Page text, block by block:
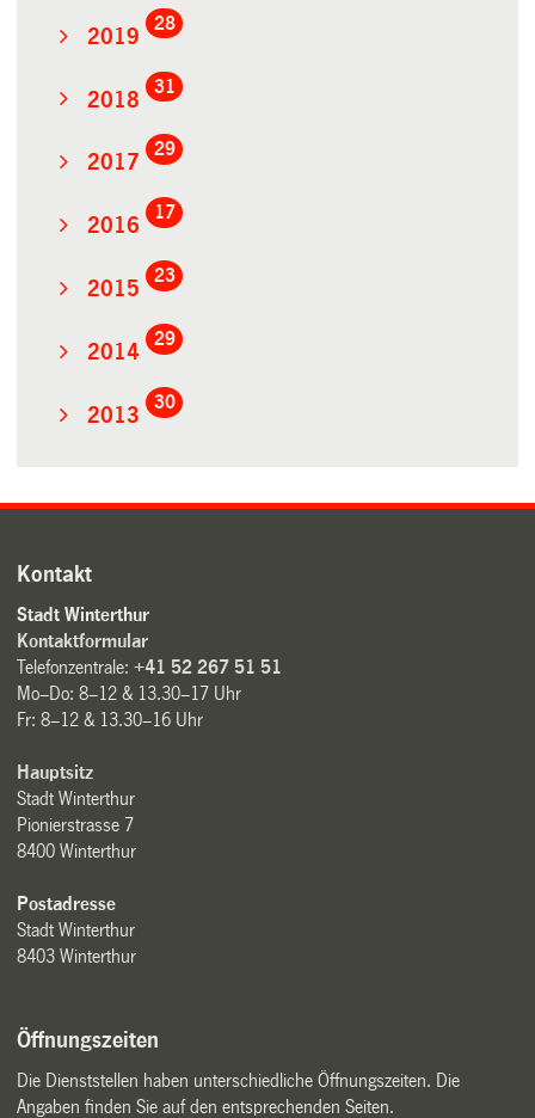
2019
28
2018
31
2017
29
2016
17
2015
23
2014
29
2013
30
Kontakt
Stadt Winterthur
Kontaktformular
Telefonzentrale:+41 52 267 51 51
Mo–Do: 8–12 & 13.30–17 Uhr
Fr: 8–12 & 13.30–16 Uhr
Hauptsitz
Stadt Winterthur
Pionierstrasse 7
8400 Winterthur
Postadresse
Stadt Winterthur
8403 Winterthur
Öffnungszeiten
Die Dienststellen haben unterschiedliche Öffnungszeiten. Die
Angaben finden Sie auf den entsprechenden Seiten.